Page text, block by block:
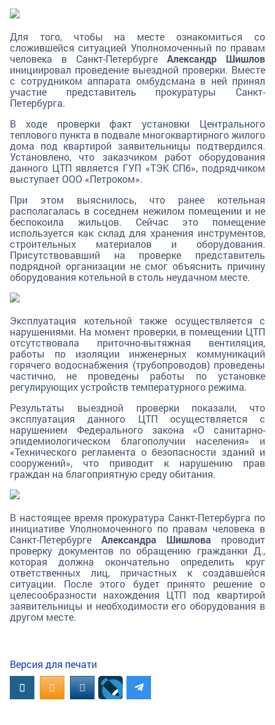
Для того, чтобы на месте ознакомиться со
сложившейся ситуацией Уполномоченный по правам
человека в Санкт-Петербурге Александр Шишлов
инициировал проведение выездной проверки. Вместе
с сотрудником аппарата омбудсмана в ней принял
участие представитель прокуратуры Санкт-
Петербурга.
В ходе проверки факт установки Центрального
теплового пункта в подвале многоквартирного жилого
дома под квартирой заявительницы подтвердился.
Установлено, что заказчиком работ оборудования
данного ЦТП является ГУП «ТЭК СПб», подрядчиком
выступает ООО «Петроком».
При этом выяснилось, что ранее котельная
располагалась в соседнем нежилом помещении и не
беспокоила жильцов. Сейчас это помещение
используется как склад для хранения инструментов,
строительных материалов и оборудования.
Присутствовавший на проверке представитель
подрядной организации не смог объяснить причину
оборудования котельной в столь неудачном месте.
Эксплуатация котельной также осуществляется с
нарушениями. На момент проверки, в помещении ЦТП
отсутствовала приточно-вытяжная вентиляция,
работы по изоляции инженерных коммуникаций
горячего водоснабжения (трубопроводов) проведены
частично, не проведены работы по установке
регулирующих устройств температурного режима.
Результаты выездной проверки показали, что
эксплуатация данного ЦТП осуществляется с
нарушением Федерального закона «О санитарно-
эпидемиологическом благополучии населения» и
«Технического регламента о безопасности зданий и
сооружений», что приводит к нарушению прав
граждан на благоприятную среду обитания.
В настоящее время прокуратура Санкт-Петербурга по
инициативе Уполномоченного по правам человека в
Санкт-Петербурге Александра Шишлова проводит
проверку документов по обращению гражданки Д.,
которая должна окончательно определить круг
ответственных лиц, причастных к создавшейся
ситуации. После этого будет принято решение о
целесообразности нахождения ЦТП под квартирой
заявительницы и необходимости его оборудования в
другом месте.
Версия для печати
ВконтактеOK.RUMAIL.RU